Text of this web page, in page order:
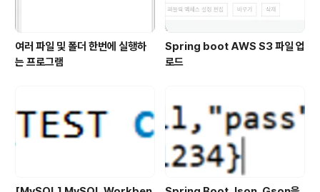
여러 파일 및 폴더 한번에 실행하
는 프로그램
Spring boot AWS S3 파일 업
로드